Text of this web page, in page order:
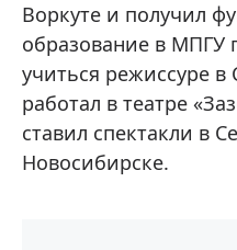
Воркуте и получил
образование в МПГУ
учиться режиссуре в
работал в театре
ставил спектакли в
Новосибирске.